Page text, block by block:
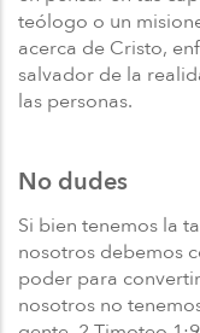
teólogo o un
acerca de Cristo,
salvador de la
las personas.
No dudes
Si bien tenemos la
nosotros debemos
poder para
nosotros no